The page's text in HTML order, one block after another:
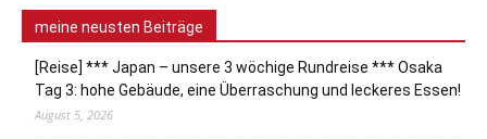
meine neusten Beiträge
[Reise] *** Japan – unsere 3 wöchige Rundreise *** Osaka
Tag 3: hohe Gebäude, eine Überraschung und leckeres Essen!
August 5, 2026